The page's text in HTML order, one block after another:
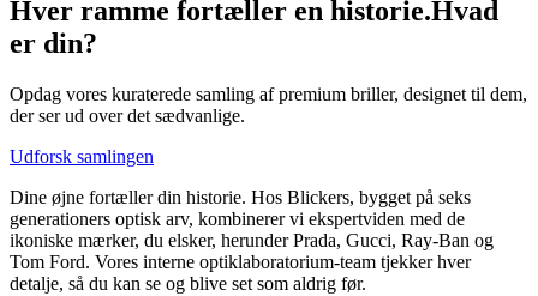
Hver ramme fortæller en historie.Hvad
er din?
Opdag vores kuraterede samling af premium briller, designet til dem,
der ser ud over det sædvanlige.
Udforsk samlingen
Dine øjne fortæller din historie. Hos Blickers, bygget på seks
generationers optisk arv, kombinerer vi ekspertviden med de
ikoniske mærker, du elsker, herunder Prada, Gucci, Ray-Ban og
Tom Ford. Vores interne optiklaboratorium-team tjekker hver
detalje, så du kan se og blive set som aldrig før.